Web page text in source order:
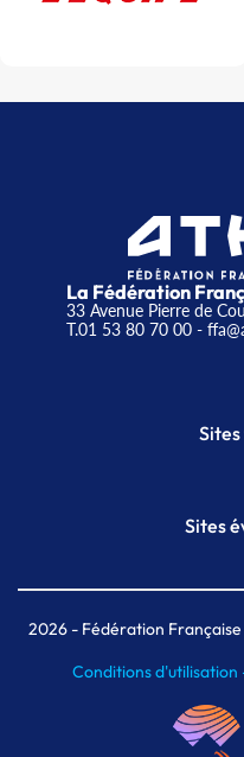
La Fédération
33 Avenue Pierre de
T.01 53 80 70 00-
Sites
Meeting
MAIF
2026- Fédération Française
Conditions d'utilisation